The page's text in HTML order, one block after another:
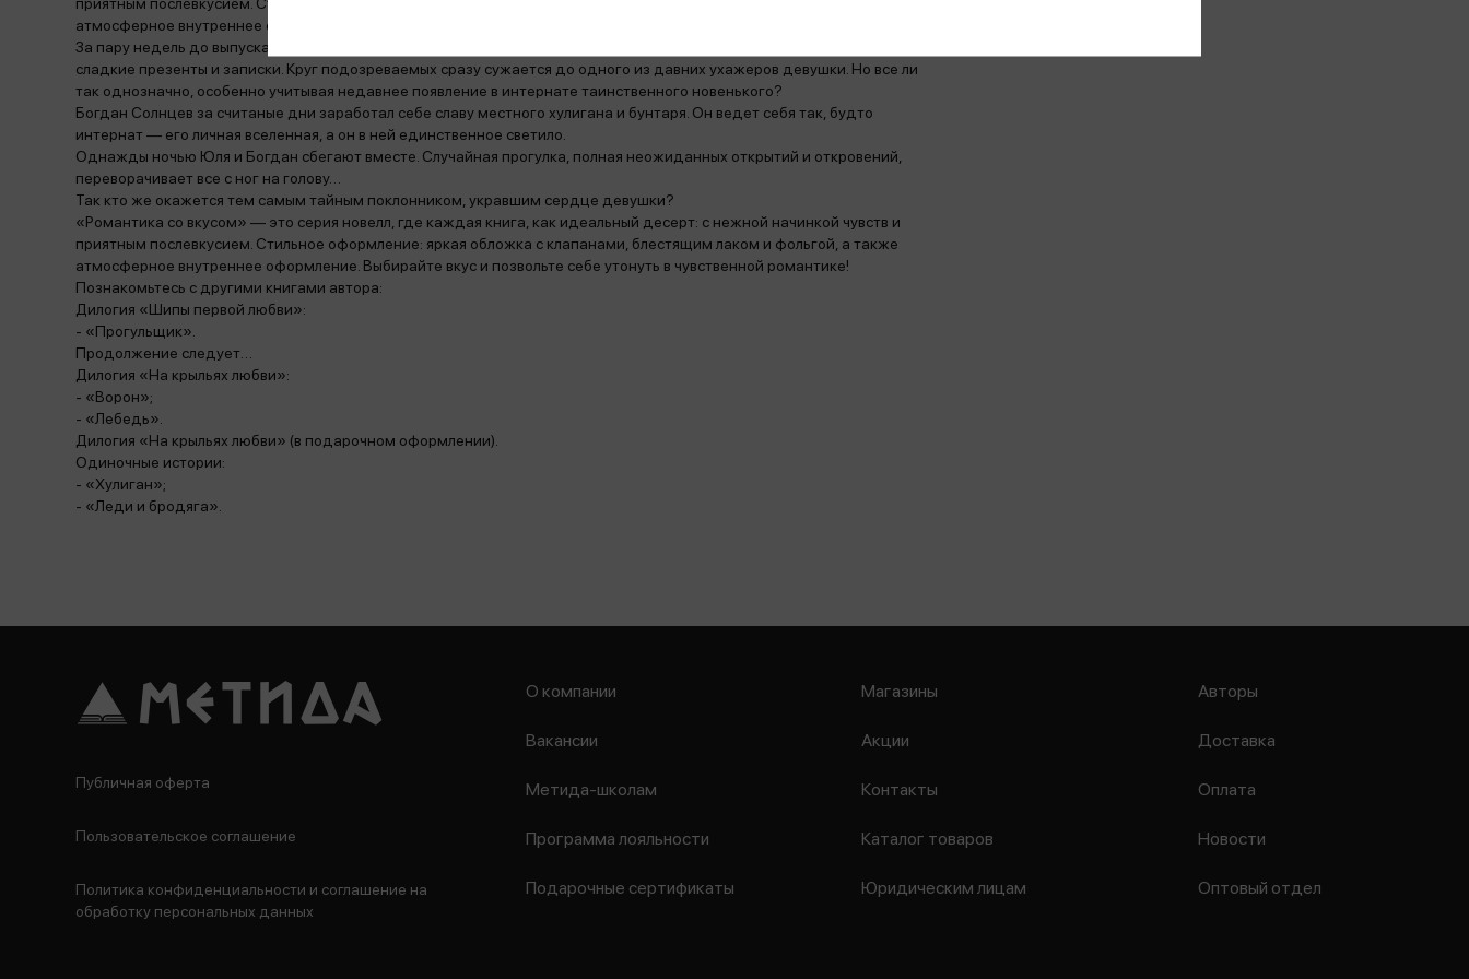
атмосферное внутреннее оформление. Выбирайте вкус и позвольте себе утонуть в чувственной романтике!
За пару недель до выпуска из детского дома у Юли появляется тайный поклонник — кто-то оставляет в ее комнате
сладкие презенты и записки. Круг подозреваемых сразу сужается до одного из давних ухажеров девушки. Но все ли
так однозначно, особенно учитывая недавнее появление в интернате таинственного новенького?
Богдан Солнцев за считаные дни заработал себе славу местного хулигана и бунтаря. Он ведет себя так, будто
интернат — его личная вселенная, а он в ней единственное светило.
Однажды ночью Юля и Богдан сбегают вместе. Случайная прогулка, полная неожиданных открытий и откровений,
переворачивает все с ног на голову…
Так кто же окажется тем самым тайным поклонником, укравшим сердце девушки?
«Романтика со вкусом» — это серия новелл, где каждая книга, как идеальный десерт: с нежной начинкой чувств и
приятным послевкусием. Стильное оформление: яркая обложка с клапанами, блестящим лаком и фольгой, а также
атмосферное внутреннее оформление. Выбирайте вкус и позвольте себе утонуть в чувственной романтике!
Познакомьтесь с другими книгами автора:
Дилогия «Шипы первой любви»:
- «Прогульщик».
Продолжение следует…
Дилогия «На крыльях любви»:
- «Ворон»;
- «Лебедь».
Дилогия «На крыльях любви» (в подарочном оформлении).
Одиночные истории:
- «Хулиган»;
- «Леди и бродяга».
О компании
Вакансии
Метида-школам
Программа лояльности
Подарочные сертификаты
Магазины
Акции
Контакты
Каталог товаров
Юридическим лицам
Авторы
Доставка
Оплата
Новости
Оптовый отдел
Публичная оферта
Пользовательское соглашение
Политика конфиденциальности и соглашение на
обработку персональных данных